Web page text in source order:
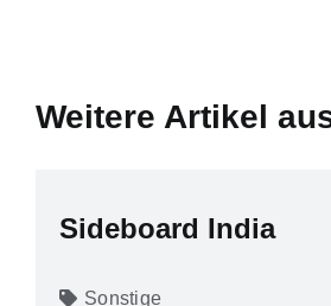
Weitere Artikel
Sideboard India
Sonstige